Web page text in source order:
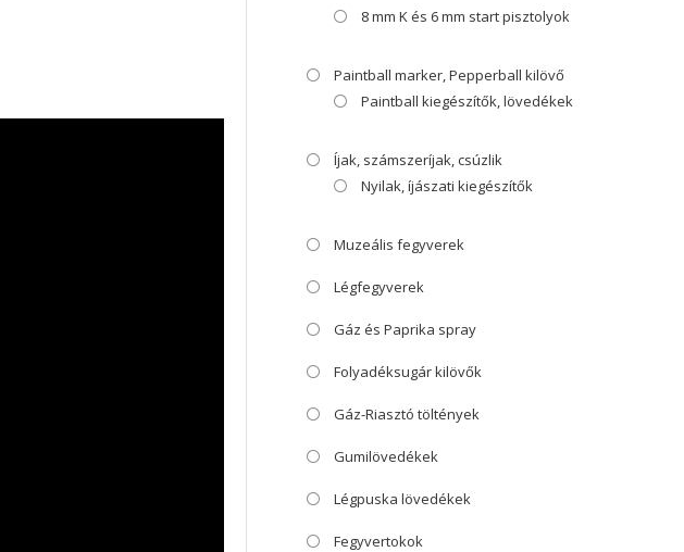
8 mm K és 6 mm start pisztolyok
Paintball marker, Pepperball kilövő
Paintball kiegészítők, lövedékek
Íjak, számszeríjak, csúzlik
Nyilak, íjászati kiegészítők
Muzeális fegyverek
Légfegyverek
Gáz és Paprika spray
Folyadéksugár kilövők
Gáz-Riasztó töltények
Gumilövedékek
Légpuska lövedékek
Fegyvertokok